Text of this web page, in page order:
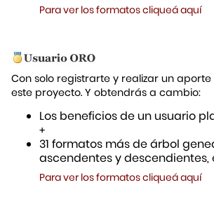
Para ver los formatos cliqueá aquí
Con solo registrarte y realizar un aporte
este proyecto. Y obtendrás a cambio:
Los beneficios de un usuario
+
31 formatos más de árbol
ascendentes y descendientes,
Para ver los formatos cliqueá aquí